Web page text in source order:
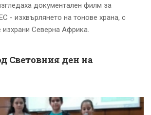
документален филм за
- изхвърлянето на тонове храна, с
Северна Африка.
Световния ден на